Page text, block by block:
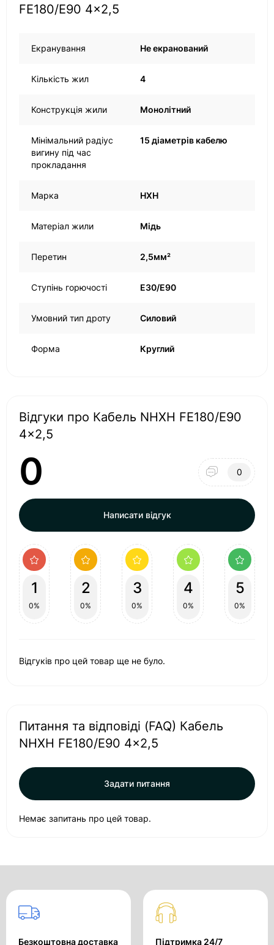
FE180/E90 4x2,5
Екранування Не екранований
Кількість жил 4
Конструкція жили Монолітний
Мінімальний радіус
вигину під час
прокладання
15 діаметрів кабелю
Марка HXH
Матеріал жили Мідь
Перетин 2,5мм²
Ступінь горючості Е30/Е90
Умовний тип дроту Силовий
Форма Круглий
Відгуки про Кабель NHXH FE180/E90
4x2,5
0 0
Написати відгук
1
0%
2
0%
3
0%
4
0%
5
0%
Відгуків про цей товар ще не було.
Питання та відповіді (FAQ) Кабель
NHXH FE180/E90 4x2,5
Задати питання
Немає запитань про цей товар.
Безкоштовна доставка Підтримка 24/7